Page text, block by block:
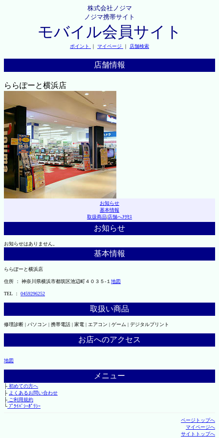
株式会社ノジマ
ノジマ携帯サイト
モバイル会員サイト
ポイント ｜ マイページ ｜ 店舗検索
店舗情報
ららぽーと横浜店
お知らせ
基本情報
取扱商品|店舗へｱｸｾｽ
お知らせ
お知らせはありません。
基本情報
ららぽーと横浜店
住所 ： 神奈川県横浜市都筑区池辺町４０３５-１ 地図
TEL ： 0459296252
取扱い商品
修理診断 | パソコン | 携帯電話 | 家電 | エアコン | ゲーム | デジタルプリント
お店へのアクセス
地図
メニュー
├初めての方へ
├ よくあるお問い合わせ
├ご利用規約
└ﾌﾟﾗｲﾊﾞｼｰﾎﾟﾘｼｰ
ページトップへ
マイページへ
サイトトップへ